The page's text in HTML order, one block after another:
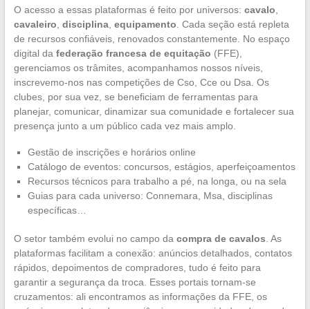
O acesso a essas plataformas é feito por universos: cavalo
cavaleiro disciplina, equipamento . Cada seção está repleta
de recursos confiáveis, renovados constantemente. No espaço
digital da federação francesa de equitação (FFE),
gerenciamos os trâmites, acompanhamos nossos níveis,
inscrevemo-nos nas competições de Cso, Cce ou Dsa. Os
clubes, por sua vez, se beneficiam de ferramentas para
planejar, comunicar, dinamizar sua comunidade e fortalecer sua
presença junto a um público cada vez mais amplo.
Gestão de inscrições e horários online
Catálogo de eventos: concursos, estágios, aperfeiçoamentos
Recursos técnicos para trabalho a pé, na longa, ou na sela
Guias para cada universo: Connemara, Msa, disciplinas
específicas…
O setor também evolui no campo da compra de cavalos . As
plataformas facilitam a conexão: anúncios detalhados, contatos
rápidos, depoimentos de compradores, tudo é feito para
garantir a segurança da troca. Esses portais tornam-se
cruzamentos: ali encontramos as informações da FFE, os